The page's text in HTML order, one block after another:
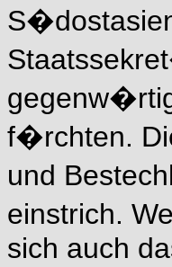
f�rchten.
und
einstrich.
sich auch